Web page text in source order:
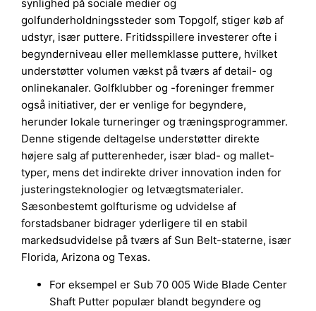
synlighed på sociale medier og
golfunderholdningssteder som Topgolf, stiger køb af
udstyr, især puttere. Fritidsspillere investerer ofte i
begynderniveau eller mellemklasse puttere, hvilket
understøtter volumen vækst på tværs af detail- og
onlinekanaler. Golfklubber og -foreninger fremmer
også initiativer, der er venlige for begyndere,
herunder lokale turneringer og træningsprogrammer.
Denne stigende deltagelse understøtter direkte
højere salg af putterenheder, især blad- og mallet-
typer, mens det indirekte driver innovation inden for
justeringsteknologier og letvægtsmaterialer.
Sæsonbestemt golfturisme og udvidelse af
forstadsbaner bidrager yderligere til en stabil
markedsudvidelse på tværs af Sun Belt-staterne, især
Florida, Arizona og Texas.
For eksempel er Sub 70 005 Wide Blade Center
Shaft Putter populær blandt begyndere og